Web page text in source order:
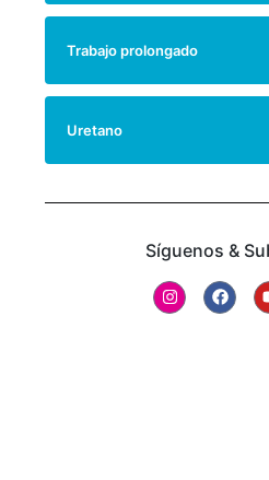
Trabajo prolongado
Uretano
Síguenos &